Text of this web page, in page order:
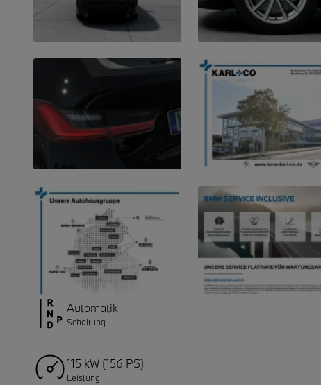
Automatik
Schaltung
115 kW (156 PS)
Leistung